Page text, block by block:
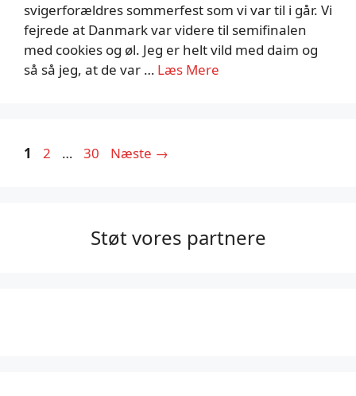
svigerforældres sommerfest som vi var til i går. Vi
fejrede at Danmark var videre til semifinalen
med cookies og øl. Jeg er helt vild med daim og
så så jeg, at de var … Læs Mere
Side
1 Side
2 … Side
30 Næste →
Støt vores partnere